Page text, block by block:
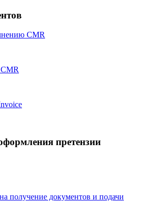
CMR
претензии
получение документов и подачи